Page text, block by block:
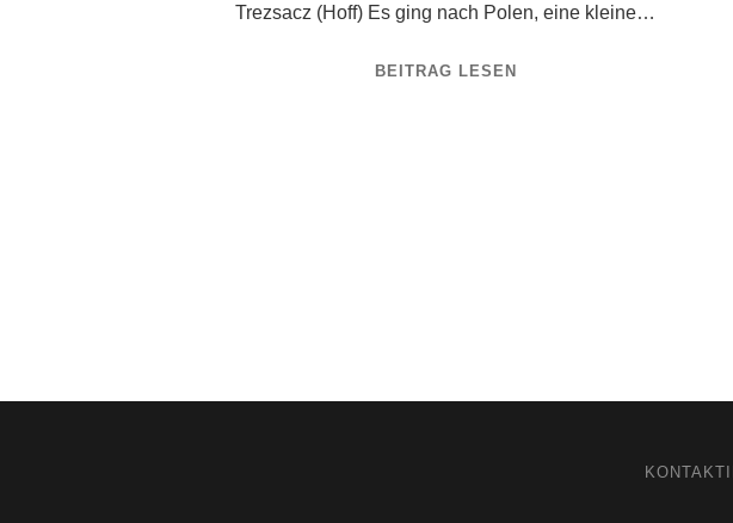
Trezsacz (Hoff) Es ging nach Polen, eine kleine…
BEITRAG LESEN
KONTAKT